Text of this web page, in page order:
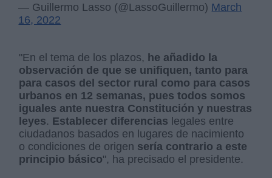
— Guillermo Lasso (@LassoGuillermo) March
16, 2022
"En el tema de los plazos, he añadido la
observación de que se unifiquen, tanto para
para casos del sector rural como para casos
urbanos en 12 semanas, pues todos somos
iguales ante nuestra Constitución y nuestras
leyes. Establecer diferencias legales entre
ciudadanos basados en lugares de nacimiento
o condiciones de origen sería contrario a este
principio básico", ha precisado el presidente.